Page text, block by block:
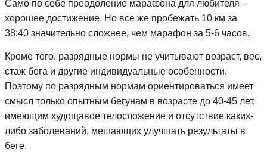
Само по себе преодоление марафона для любителя –
хорошее достижение. Но все же пробежать 10 км за
38:40 значительно сложнее, чем марафон за 5-6 часов.
Кроме того, разрядные нормы не учитывают возраст, вес,
стаж бега и другие индивидуальные особенности.
Поэтому по разрядным нормам ориентироваться имеет
смысл только опытным бегунам в возрасте до 40-45 лет,
имеющим худощавое телосложение и отсутствие каких-
либо заболеваний, мешающих улучшать результаты в
беге.